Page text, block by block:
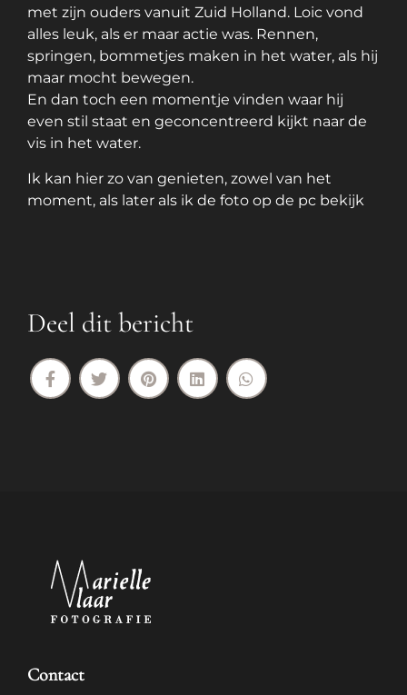
met zijn ouders vanuit Zuid Holland. Loic vond
alles leuk, als er maar actie was. Rennen,
springen, bommetjes maken in het water, als hij
maar mocht bewegen.
En dan toch een momentje vinden waar hij
even stil staat en geconcentreerd kijkt naar de
vis in het water.
Ik kan hier zo van genieten, zowel van het
moment, als later als ik de foto op de pc bekijk
Deel dit bericht
Contact